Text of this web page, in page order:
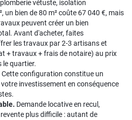
vétuste, isolation
un bien de 80 m² coûte 67 040 €, mais
peuvent créer un bien
Avant d'acheter, faites
les travaux par 2-3 artisans et
+ travaux + frais de notaire) au prix
le quartier.
Cette configuration constitue un
investissement en conséquence
Demande locative en recul,
plus difficile : autant de